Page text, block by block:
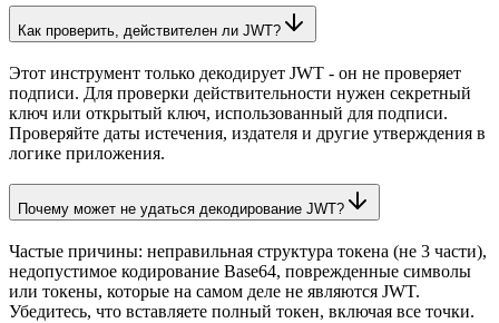
Как проверить, действителен ли JWT?
Этот инструмент только декодирует JWT - он не проверяет
подписи. Для проверки действительности нужен секретный
ключ или открытый ключ, использованный для подписи.
Проверяйте даты истечения, издателя и другие утверждения в
логике приложения.
Почему может не удаться декодирование JWT?
Частые причины: неправильная структура токена (не 3 части),
недопустимое кодирование Base64, поврежденные символы
или токены, которые на самом деле не являются JWT.
Убедитесь, что вставляете полный токен, включая все точки.